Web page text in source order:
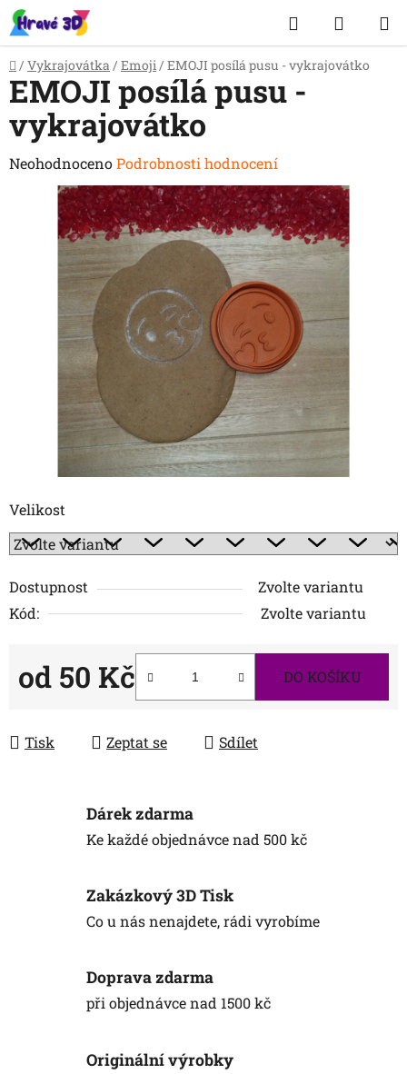
Přejít
na
obsah
Hledat
KOŠÍK
Domů
/ Vykrajovátka / Emoji / EMOJI posílá pusu - vykrajovátko
Velikost
Dostupnost
Zvolte variantu
Kód:
Zvolte variantu
od 50 Kč DO KOŠÍKU
Tisk Zeptat se Sdílet
EMOJI posílá pusu -
vykrajovátko
Průměrné
hodnocení
produktu
hvězdiček.
NeohodnocenoPodrobnosti hodnocení
Dárek zdarma
Ke každé objednávce nad 500 kč
Zakázkový 3D Tisk
Co u nás nenajdete, rádi vyrobíme
Doprava zdarma
při objednávce nad 1500 kč
Originální výrobky